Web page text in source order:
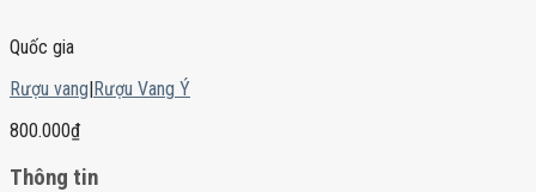
Quốc gia
Rượu vang|Rượu Vang Ý
800.000₫
Thông tin